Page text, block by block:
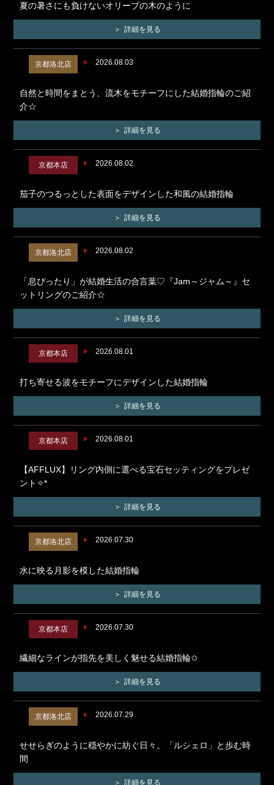
夏の暑さにも負けないオリーブの木のように
詳細を見る
2026.08.03
京都洛北店
自然と時間をまとう、流木をモチーフにした結婚指輪のご紹
介☆
詳細を見る
2026.08.02
京都本店
茄子のつるっとした表面をデザインした和風の結婚指輪
詳細を見る
2026.08.02
京都洛北店
「息ぴったり」が結婚生活の合言葉♡『Jam～ジャム～』セ
ットリングのご紹介☆
詳細を見る
2026.08.01
京都本店
打ち寄せる波をモチーフにデザインした結婚指輪
詳細を見る
2026.08.01
京都本店
【AFFLUX】リング内側に選べる宝石セッティングをプレゼ
ント✧*
詳細を見る
2026.07.30
京都洛北店
水に映る月影を模した結婚指輪
詳細を見る
2026.07.30
京都本店
繊細なラインが指先を美しく魅せる結婚指輪✩
詳細を見る
2026.07.29
京都洛北店
せせらぎのように穏やかに紡ぐ日々。「ルシェロ」と歩む時
間
詳細を見る